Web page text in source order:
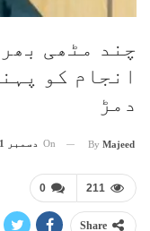
چند مٹھی
انجام کو
دمڑ
By Majeed
On دسمبر 31, 2021
0 211
Share